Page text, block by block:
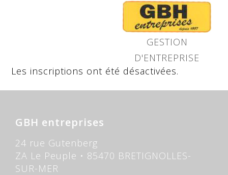
GESTION
D'ENTREPRISE
Les inscriptions ont été désactivées.
GBH entreprises
24 rue Gutenberg
ZA Le Peuple • 85470 BRETIGNOLLES-
SUR-MER